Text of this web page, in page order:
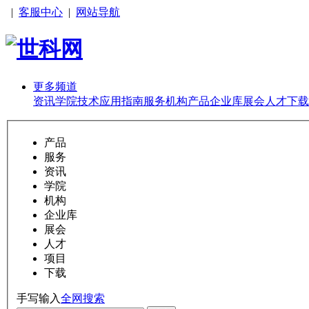
| 客服中心 | 网站导航
更多频道
资讯学院技术应用指南服务机构产品企业库展会 人才下载
产品
服务
资讯
学院
机构
企业库
展会
人才
项目
下载
手写输入全网搜索